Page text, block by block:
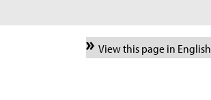
View this page in English